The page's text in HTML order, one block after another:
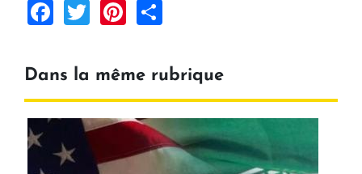
Facebook
TwitterPinterest
Dans la même rubrique